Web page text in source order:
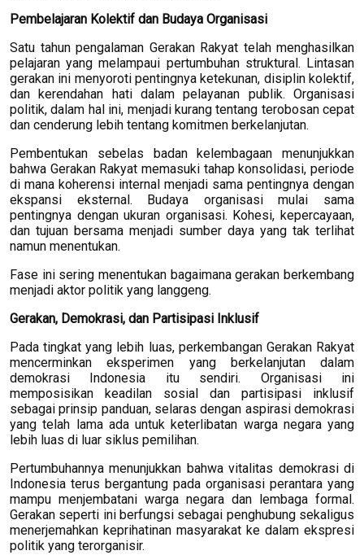
Pembelajaran Kolektif dan Budaya Organisasi
Satu tahun pengalaman Gerakan Rakyat telah menghasilkan
pelajaran yang melampaui pertumbuhan struktural. Lintasan
gerakan ini menyoroti pentingnya ketekunan, disiplin kolektif,
dan kerendahan hati dalam pelayanan publik. Organisasi
politik, dalam hal ini, menjadi kurang tentang terobosan cepat
dan cenderung lebih tentang komitmen berkelanjutan.
Pembentukan sebelas badan kelembagaan menunjukkan
bahwa Gerakan Rakyat memasuki tahap konsolidasi, periode
di mana koherensi internal menjadi sama pentingnya dengan
ekspansi eksternal. Budaya organisasi mulai sama
pentingnya dengan ukuran organisasi. Kohesi, kepercayaan,
dan tujuan bersama menjadi sumber daya yang tak terlihat
namun menentukan.
Fase ini sering menentukan bagaimana gerakan berkembang
menjadi aktor politik yang langgeng.
Gerakan, Demokrasi, dan Partisipasi Inklusif
Pada tingkat yang lebih luas, perkembangan Gerakan Rakyat
mencerminkan eksperimen yang berkelanjutan dalam
demokrasi Indonesia itu sendiri. Organisasi ini
memposisikan keadilan sosial dan partisipasi inklusif
sebagai prinsip panduan, selaras dengan aspirasi demokrasi
yang telah lama ada untuk keterlibatan warga negara yang
lebih luas di luar siklus pemilihan.
Pertumbuhannya menunjukkan bahwa vitalitas demokrasi di
Indonesia terus bergantung pada organisasi perantara yang
mampu menjembatani warga negara dan lembaga formal.
Gerakan seperti ini berfungsi sebagai penghubung sekaligus
menerjemahkan keprihatinan masyarakat ke dalam ekspresi
politik yang terorganisir.